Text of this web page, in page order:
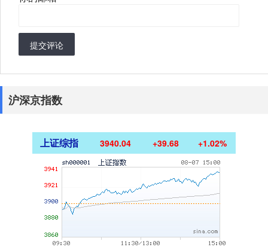
提交评论
沪深京指数
上证综指 3940.04 +39.68 +1.02%